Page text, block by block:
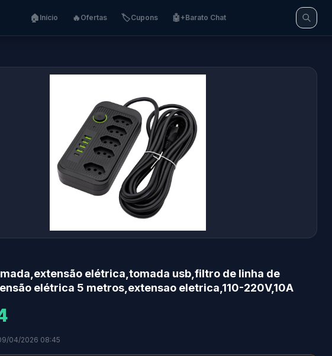
🏠 Início 🔥 Ofertas 🏷️Cupons 🤖+Barato Chat
elétrica,tomada usb,filtro de linha de
elétrica 5 metros,extensao eletrica,110-220V,10A
04/2026 08:45